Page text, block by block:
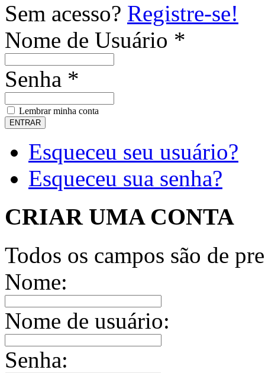
Sem acesso? Registre-se!
Nome de Usuário *
Senha *
Lembrar minha conta
Esqueceu seu usuário?
Esqueceu sua senha?
CRIAR UMA CONTA
Todos os campos são de
Nome:
Nome de usuário:
Senha: